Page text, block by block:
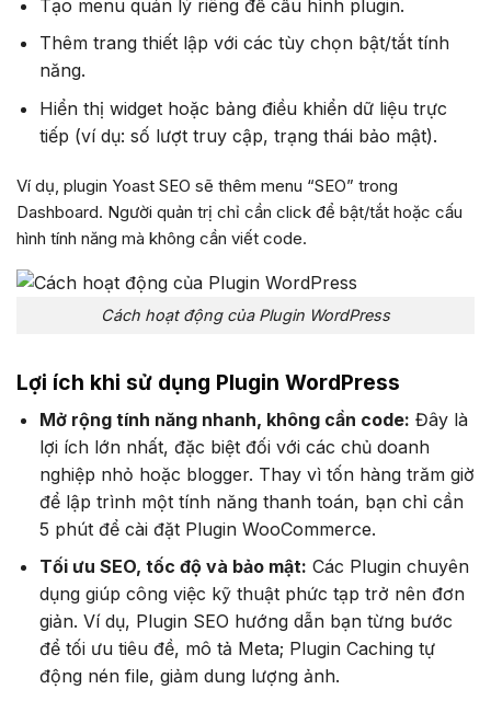
Tạo menu quản lý riêng để cấu hình plugin.
Thêm trang thiết lập với các tùy chọn bật/tắt tính
năng.
Hiển thị widget hoặc bảng điều khiển dữ liệu trực
tiếp (ví dụ: số lượt truy cập, trạng thái bảo mật).
Ví dụ, plugin Yoast SEO sẽ thêm menu “SEO” trong
Dashboard. Người quản trị chỉ cần click để bật/tắt hoặc cấu
hình tính năng mà không cần viết code.
Cách hoạt động của Plugin WordPress
Lợi ích khi sử dụng Plugin WordPress
Mở rộng tính năng nhanh, không cần code: Đây là
lợi ích lớn nhất, đặc biệt đối với các chủ doanh
nghiệp nhỏ hoặc blogger. Thay vì tốn hàng trăm giờ
để lập trình một tính năng thanh toán, bạn chỉ cần
5 phút để cài đặt Plugin WooCommerce.
Tối ưu SEO, tốc độ và bảo mật: Các Plugin chuyên
dụng giúp công việc kỹ thuật phức tạp trở nên đơn
giản. Ví dụ, Plugin SEO hướng dẫn bạn từng bước
để tối ưu tiêu đề, mô tả Meta; Plugin Caching tự
động nén file, giảm dung lượng ảnh.